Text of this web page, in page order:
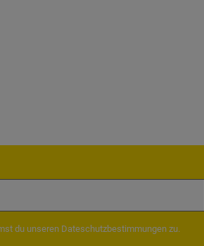
du unseren Dateschutzbestimmungen zu.